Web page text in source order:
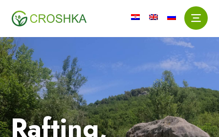
Rafting,